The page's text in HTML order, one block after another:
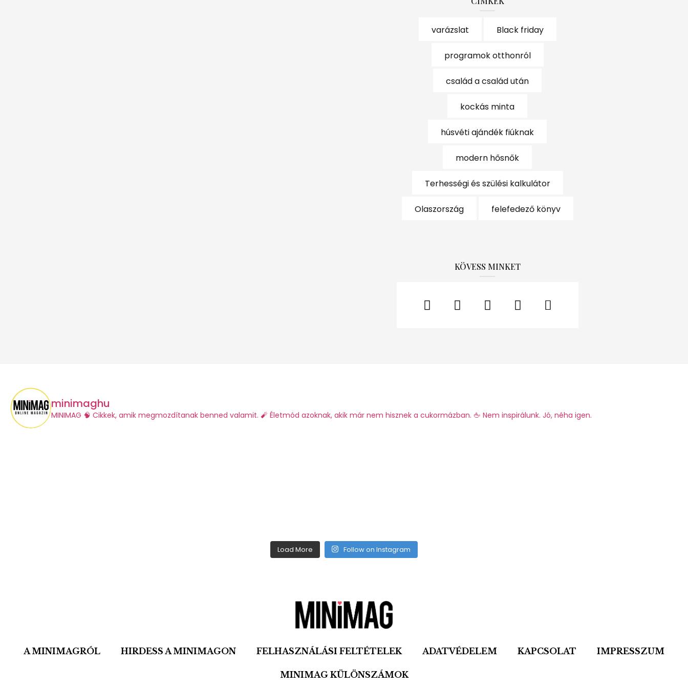
varázslat Black friday
programok otthonról
család a család után
kockás minta
húsvéti ajándék fiúknak
modern hősnők
Terhességi és szülési kalkulátor
Olaszország felefedező könyv
KÖVESS MINKET
minimaghu
​MINIMAG 🧠 Cikkek, amik megmozdítanak benned valamit. 🧨 Életmód azoknak, akik már nem hisznek a cukormázban. 🖕 Nem inspirálunk. Jó, néha igen.
Load More Follow on Instagram
A MINIMAGRÓL HIRDESS A MINIMAGON FELHASZNÁLÁSI FELTÉTELEK ADATVÉDELEM KAPCSOLAT IMPRESSZUM
MINIMAG KÜLÖNSZÁMOK